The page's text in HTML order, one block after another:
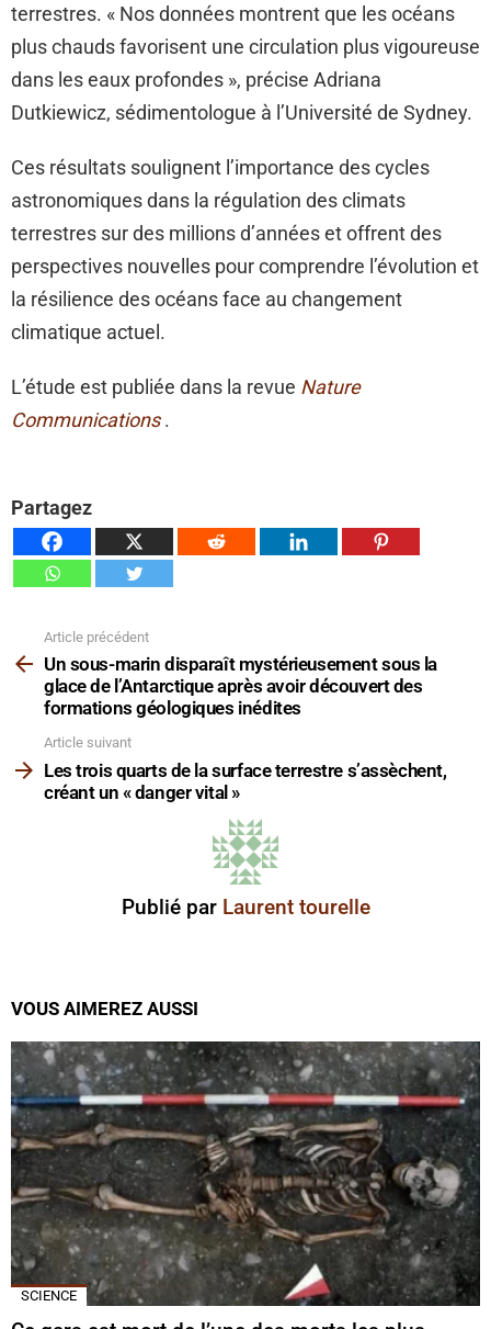
terrestres. « Nos données montrent que les océans
plus chauds favorisent une circulation plus vigoureuse
dans les eaux profondes », précise Adriana
Dutkiewicz, sédimentologue à l’Université de Sydney.
Ces résultats soulignent l’importance des cycles
astronomiques dans la régulation des climats
terrestres sur des millions d’années et offrent des
perspectives nouvelles pour comprendre l’évolution et
la résilience des océans face au changement
climatique actuel.
L’étude est publiée dans la revue Nature
Communications.
Partagez
plus
Article précédent
Un sous-marin disparaît mystérieusement sous la
glace de l’Antarctique après avoir découvert des
formations géologiques inédites
Article suivant
Les trois quarts de la surface terrestre s’assèchent,
créant un « danger vital »
Publié par Laurent tourelle
VOUS AIMEREZ AUSSI
SCIENCE